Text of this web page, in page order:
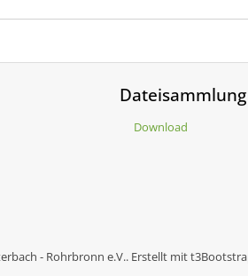
Dateisammlung
Download
- Rohrbronn e.V.. Erstellt mit